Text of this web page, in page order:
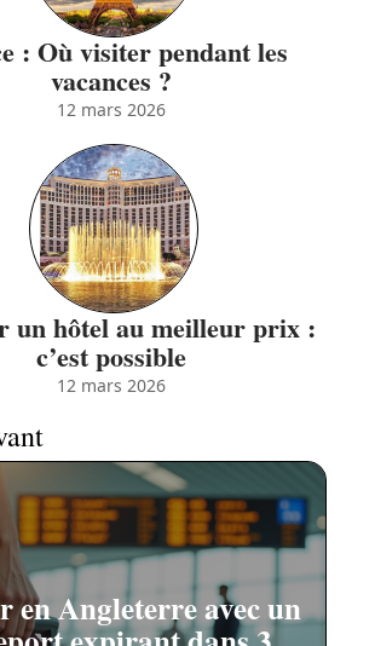
: Où visiter pendant les
vacances ?
12 mars 2026
un hôtel au meilleur prix :
c’est possible
12 mars 2026
en Angleterre avec un